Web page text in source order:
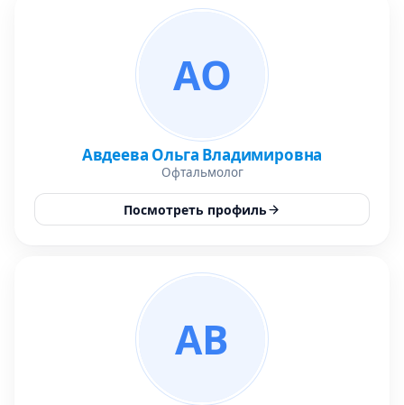
АО
Авдеева Ольга Владимировна
Офтальмолог
Посмотреть профиль
АВ